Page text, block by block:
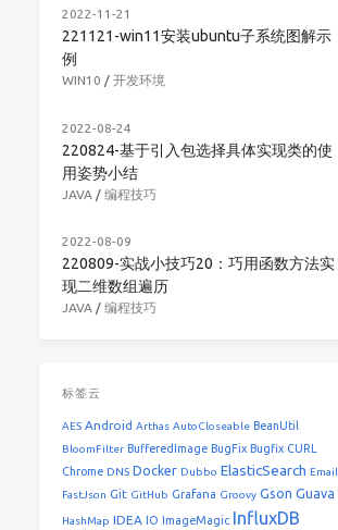
2022-11-21
221121-win11安装ubuntu子系统图解示
例
WIN10 / 开发环境
2022-08-24
220824-基于引入包选择具体实现类的使
用姿势小结
JAVA / 编程技巧
2022-08-09
220809-实战小技巧20：巧用函数方法实
现二维数组遍历
JAVA / 编程技巧
标签云
AES Android Arthas AutoCloseable BeanUtil
BloomFilter BufferedImage BugFix Bugfix CURL
Chrome DNS Docker Dubbo ElasticSearch Email
FastJson Git GitHub Grafana Groovy Gson Guava
HashMap IDEA IO ImageMagic InfluxDB